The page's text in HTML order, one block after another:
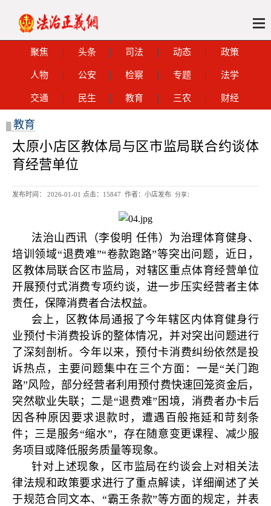
聚焦 头条 司法 动态 政策
人物 公安 检察 专题 法学
交通 民生 教育 三农 财经
教育
太原小店区教体局与区市监局联合约谈体
育经营单位
发布时间： 2026-01-01 点击： 15847 作者：小店发布 分享：
法治山西讯（李俊明 任伟）为治理体育健身、
培训领域“退费难”“卷款跑路”等突出问题，近日，
区教体局联合区市监局，对辖区重点体育经营单位
开展预付式消费专项约谈，进一步压实经营者主体
责任，保障消费者合法权益。
会上，区教体局通报了今年辖区内体育健身行
业预付卡消费投诉的整体情况，并对突出问题进行
了深刻剖析。今年以来，预付卡消费纠纷依然是投
诉热点，主要问题集中在三个方面：一是“关门跑
路”风险，部分经营者利用预付费快速回笼资金后，
突然歇业失联；二是“退费难”困境，消费者办卡后
因各种原因要求退款时，遭遇百般拖延和苛刻条
件；三是服务“缩水”，存在随意变更课程、减少服
务项目或降低服务质量等现象。
针对上述现象，区市监局在约谈会上对相关法
律法规和政策要求进行了重点解读，详细阐述了关
于规范合同文本、“霸王条款”等方面的规定，并表